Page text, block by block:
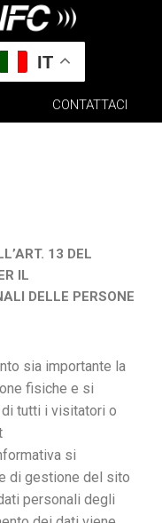
IT
CONTATTACI
13 DEL
IL
DELLE PERSONE
sia importante la
fisiche e si
tutti i visitatori o
si
di gestione del sito
personali degli